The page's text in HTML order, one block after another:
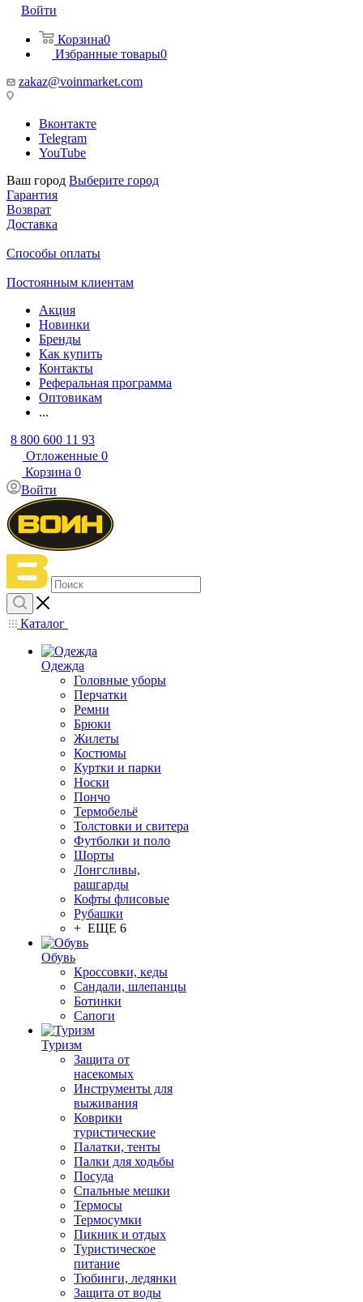
Войти
Корзина0
Избранные товары0
zakaz@voinmarket.com
Вконтакте
Telegram
YouTube
Ваш город Выберите город
Гарантия
Возврат
Доставка
Способы оплаты
Постоянным клиентам
Акция
Новинки
Бренды
Как купить
Контакты
Реферальная программа
Оптовикам
...
8 800 600 11 93
Отложенные 0
Корзина 0
Войти
Каталог
Одежда
Головные уборы
Перчатки
Ремни
Брюки
Жилеты
Костюмы
Куртки и парки
Носки
Пончо
Термобельё
Толстовки и свитера
Футболки и поло
Шорты
Лонгсливы,
рашгарды
Кофты флисовые
Рубашки
+ ЕЩЕ 6
Обувь
Кроссовки, кеды
Сандали, шлепанцы
Ботинки
Сапоги
Туризм
Защита от
насекомых
Инструменты для
выживания
Коврики
туристические
Палатки, тенты
Палки для ходьбы
Посуда
Спальные мешки
Термосы
Термосумки
Пикник и отдых
Туристическое
питание
Тюбинги, ледянки
Защита от воды